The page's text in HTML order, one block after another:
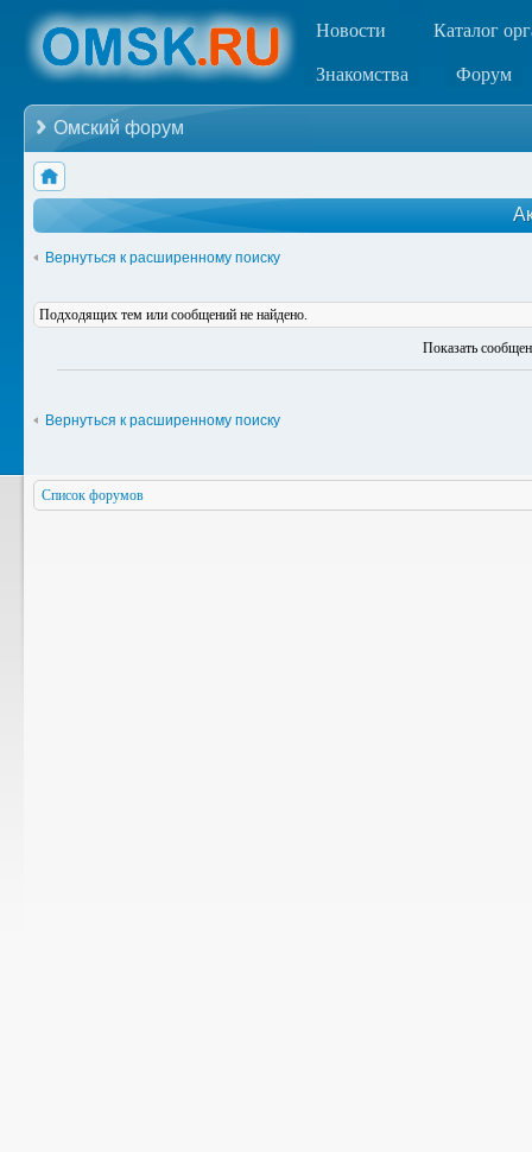
Новости Каталог
Знакомства Форум
Омский форум
Вернуться к расширенному поиску
Подходящих тем или сообщений не найдено.
Показать
Вернуться к расширенному поиску
Список форумов